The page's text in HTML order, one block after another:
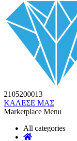
2105200013
ΚΑΛΕΣΕ ΜΑΣ
Marketplace Menu
All categories